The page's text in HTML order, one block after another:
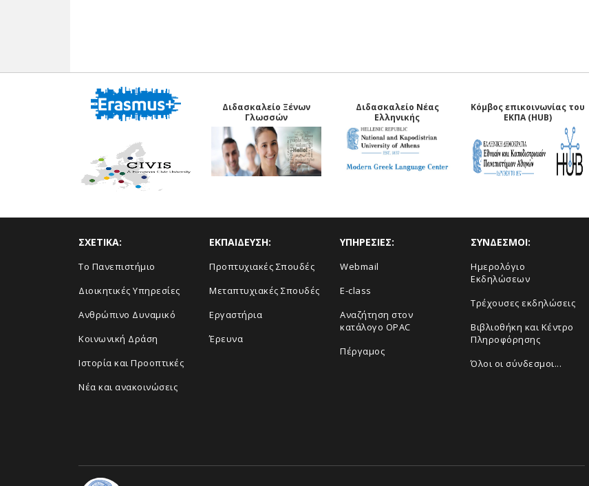
Διδασκαλείο Ξένων
Γλωσσών
Διδασκαλείο Νέας
Ελληνικής
Κόμβος επικοινωνίας του
ΕΚΠΑ (HUB)
ΣΧΕΤΙΚΑ:
Το Πανεπιστήμιο
Διοικητικές Υπηρεσίες
Ανθρώπινο Δυναμικό
Κοινωνική Δράση
Ιστορία και Προοπτικές
Νέα και ανακοινώσεις
ΕΚΠΑΙΔΕΥΣΗ:
Προπτυχιακές Σπουδές
Μεταπτυχιακές Σπουδές
Εργαστήρια
Έρευνα
ΥΠΗΡΕΣΙΕΣ:
Webmail
E-class
Αναζήτηση στον
κατάλογο OPAC
Πέργαμος
ΣΥΝΔΕΣΜΟΙ:
Ημερολόγιο
Εκδηλώσεων
Τρέχουσες εκδηλώσεις
Βιβλιοθήκη και Κέντρο
Πληροφόρησης
Όλοι οι σύνδεσμοι...